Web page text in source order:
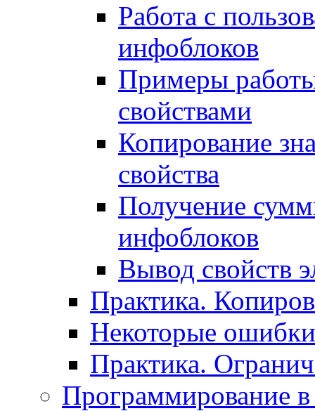
Работа с
инфоблоков
Примеры
свойствами
Копирование
свойства
Получение
инфоблоков
Вывод свойств
Практика.
Некоторые
Практика.
Программирование